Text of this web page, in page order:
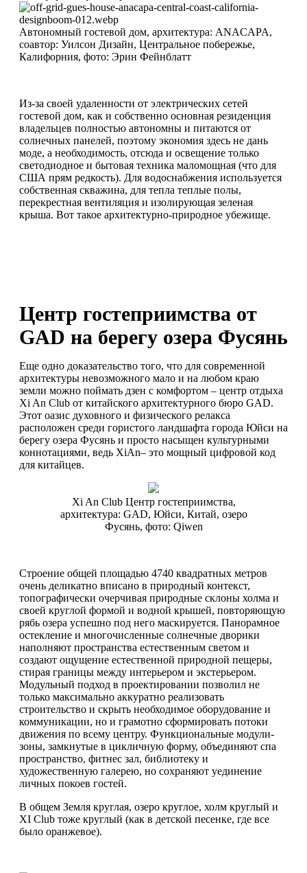
Автономный гостевой дом, архитектура: ANACAPA,
соавтор: Уилсон Дизайн, Центральное побережье,
Калифорния, фото: Эрин Фейнблатт
Из-за своей удаленности от электрических сетей
гостевой дом, как и собственно основная резиденция
владельцев полностью автономны и питаются от
солнечных панелей, поэтому экономия здесь не дань
моде, а необходимость, отсюда и освещение только
светодиодное и бытовая техника маломощная (что для
США прям редкость). Для водоснабжения используется
собственная скважина, для тепла теплые полы,
перекрестная вентиляция и изолирующая зеленая
крыша. Вот такое архитектурно-природное убежище.
Центр гостеприимства от
GAD на берегу озера Фусянь
Еще одно доказательство того, что для современной
архитектуры невозможного мало и на любом краю
земли можно поймать дзен с комфортом – центр отдыха
Xi An Club от китайского архитектурного бюро GAD.
Этот оазис духовного и физического релакса
расположен среди гористого ландшафта города Юйси на
берегу озера Фусянь и просто насыщен культурными
коннотациями, ведь XiAn– это мощный цифровой код
для китайцев.
Xi An Club Центр гостеприимства,
архитектура: GAD, Юйси, Китай, озеро
Фусянь, фото: Qiwen
Строение общей площадью 4740 квадратных метров
очень деликатно вписано в природный контекст,
топографически очерчивая природные склоны холма и
своей круглой формой и водной крышей, повторяющую
рябь озера успешно под него маскируется. Панорамное
остекление и многочисленные солнечные дворики
наполняют пространства естественным светом и
создают ощущение естественной природной пещеры,
стирая границы между интерьером и экстерьером.
Модульный подход в проектировании позволил не
только максимально аккуратно реализовать
строительство и скрыть необходимое оборудование и
коммуникации, но и грамотно сформировать потоки
движения по всему центру. Функциональные модули-
зоны, замкнутые в цикличную форму, объединяют спа
пространство, фитнес зал, библиотеку и
художественную галерею, но сохраняют уединение
личных покоев гостей.
В общем Земля круглая, озеро круглое, холм круглый и
XI Club тоже круглый (как в детской песенке, где все
было оранжевое).